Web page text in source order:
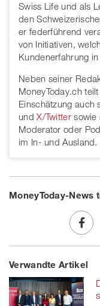
Swiss Life und als
den
er federführend
von Initiativen,
Kundenerfahrung
Neben seiner
MoneyToday.ch
Einschätzung auch
undX/Twittersowie
Moderator oder
im In- und Ausland.
MoneyToday-News
Share
on
Verwandte Artikel